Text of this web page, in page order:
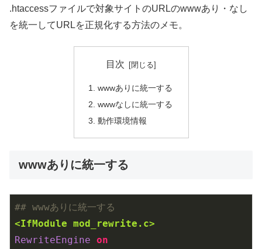
.htaccessファイルで対象サイトのURLのwwwあり・なし
を統一してURLを正規化する方法のメモ。
目次
wwwありに統一する
wwwなしに統一する
動作環境情報
wwwありに統一する
## wwwありに統一する
<IfModule mod_rewrite.c>
RewriteEngine on